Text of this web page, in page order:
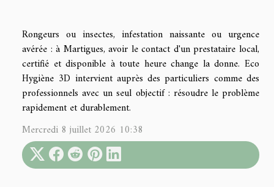
Rongeurs ou insectes, infestation naissante ou urgence
avérée : à Martigues, avoir le contact d'un prestataire local,
certifié et disponible à toute heure change la donne. Eco
Hygiène 3D intervient auprès des particuliers comme des
professionnels avec un seul objectif : résoudre le problème
rapidement et durablement.
Mercredi 8 juillet 2026 10:38